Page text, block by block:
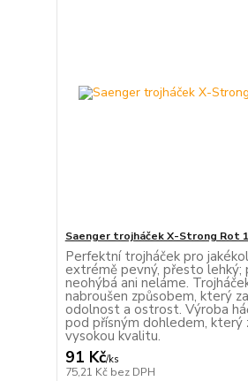
Saenger trojháček X-Strong Rot
Perfektní trojháček pro
extrémě pevný, přesto lehký;
neohýbá ani neláme.
nabroušen způsobem, který
odolnost a ostrost. Výroba
pod přísným dohledem, který
vysokou kvalitu.
91 Kč/ks
75,21 Kč bez DPH